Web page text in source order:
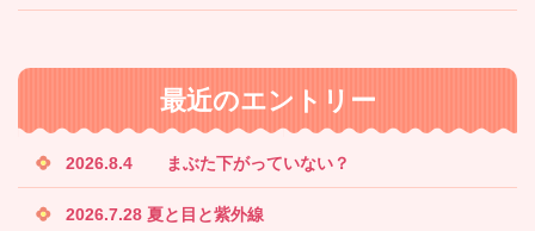
最近のエントリー
2026.8.4 まぶた下がっていない？
2026.7.28 夏と目と紫外線